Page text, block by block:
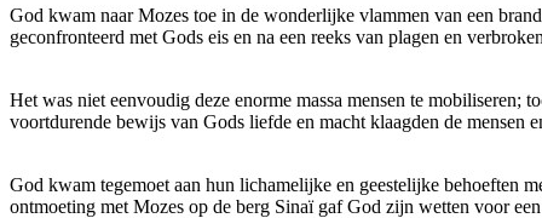
God kwam naar Mozes toe in de wonderlijke vlammen van een
geconfronteerd met Gods eis en na een reeks van plagen en
Het was niet eenvoudig deze enorme massa mensen te
voortdurende bewijs van Gods liefde en macht klaagden de mensen
God kwam tegemoet aan hun lichamelijke en geestelijke behoeften
ontmoeting met Mozes op de berg Sinaï gaf God zijn wetten voor